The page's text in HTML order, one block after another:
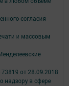
согласия
и массовым
от 28.09.2018
надзору в сфере